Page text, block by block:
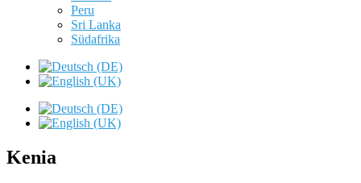
Peru
Sri Lanka
Südafrika
Kenia